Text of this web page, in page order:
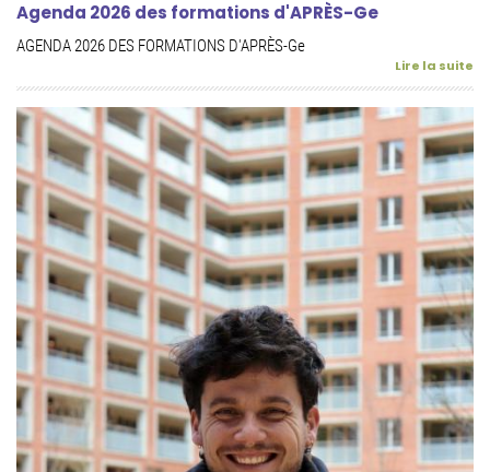
Agenda 2026 des formations d'APRÈS-Ge
AGENDA 2026 DES FORMATIONS D'APRÈS-Ge
Lire la suite